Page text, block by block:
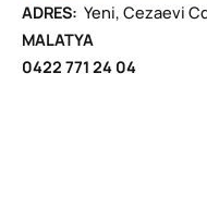
ADRES: Yeni, Cezaevi
MALATYA
0422 771 24 04